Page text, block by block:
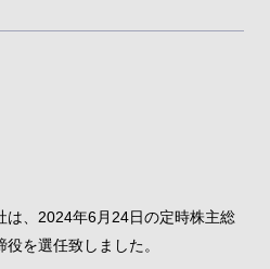
は、2024年6月24日の定時株主総
を選任致しました。